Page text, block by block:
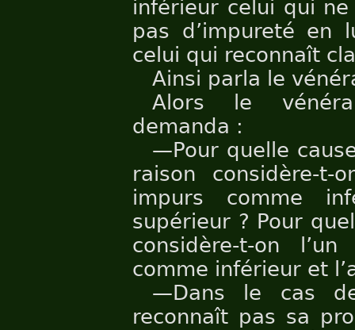
inférieur celui qui ne
pas d’impureté en
celui qui reconnaît
Ainsi parla le
Alors le
demanda :
—Pour quelle
raison considère-t-
impurs comme
supérieur ? Pour
considère-t-on
comme inférieur et
—Dans le cas
reconnaît pas sa